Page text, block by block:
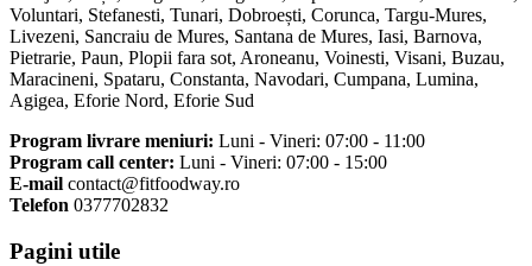
Voluntari, Stefanesti, Tunari, Dobroești, Corunca, Targu-Mures,
Livezeni, Sancraiu de Mures, Santana de Mures, Iasi, Barnova,
Pietrarie, Paun, Plopii fara sot, Aroneanu, Voinesti, Visani, Buzau,
Maracineni, Spataru, Constanta, Navodari, Cumpana, Lumina,
Agigea, Eforie Nord, Eforie Sud
Program livrare meniuri: Luni - Vineri: 07:00 - 11:00
Program call center: Luni - Vineri: 07:00 - 15:00
E-mail contact@fitfoodway.ro
Telefon 0377702832
Pagini utile